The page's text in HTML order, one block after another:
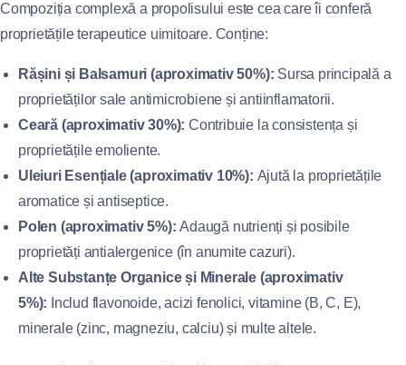
Compoziția complexă a propolisului este cea care îi conferă
proprietățile terapeutice uimitoare. Conține:
Rășini și Balsamuri (aproximativ 50%): Sursa principală a
proprietăților sale antimicrobiene și antiinflamatorii.
Ceară (aproximativ 30%): Contribuie la consistența și
proprietățile emoliente.
Uleiuri Esențiale (aproximativ 10%): Ajută la proprietățile
aromatice și antiseptice.
Polen (aproximativ 5%): Adaugă nutrienți și posibile
proprietăți antialergenice (în anumite cazuri).
Alte Substanțe Organice și Minerale (aproximativ
5%): Includ flavonoide, acizi fenolici, vitamine (B, C, E),
minerale (zinc, magneziu, calciu) și multe altele.